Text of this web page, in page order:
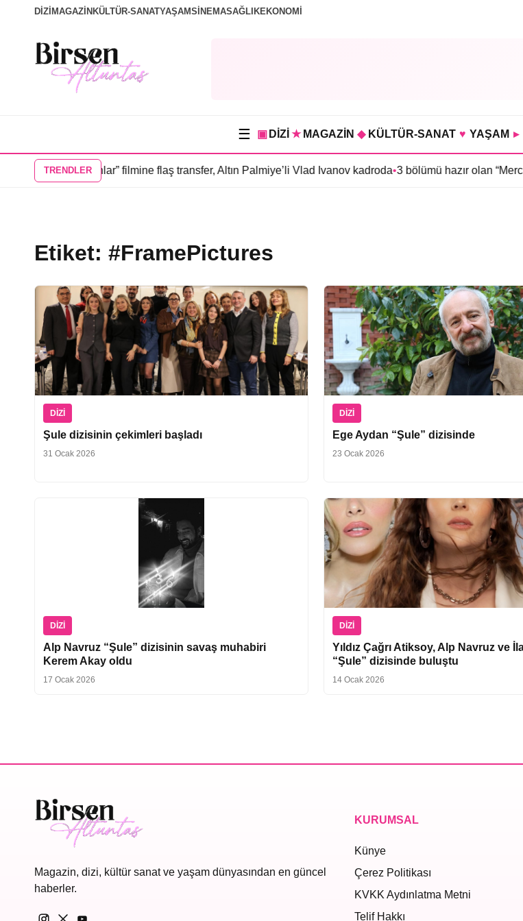
DİZİ MAGAZİN KÜLTÜR-SANATYAŞAMSİNEMASAĞLIKEKONOMİ
☰ ▣ DİZİ ★ MAGAZİN ◆ KÜLTÜR-SANAT ♥ YAŞAM ▸
TRENDLER
“Sevdiğim İnsanlar” filmine flaş transfer, Altın Palmiye’li Vlad Ivanov kadroda•3 bölümü hazır olan
Etiket: #FramePictures
DIZI
Şule dizisinin çekimleri başladı
31 Ocak 2026
DIZI
Ege Aydan “Şule” dizisinde
23 Ocak 2026
DIZI
Alp Navruz “Şule” dizisinin savaş muhabiri
Kerem Akay oldu
17 Ocak 2026
DIZI
Yıldız Çağrı Atiksoy, Alp Navruz ve
“Şule” dizisinde buluştu
14 Ocak 2026
Magazin, dizi, kültür sanat ve yaşam dünyasından en güncel
haberler.
KURUMSAL
Künye
Çerez Politikası
KVKK Aydınlatma Metni
Telif Hakkı